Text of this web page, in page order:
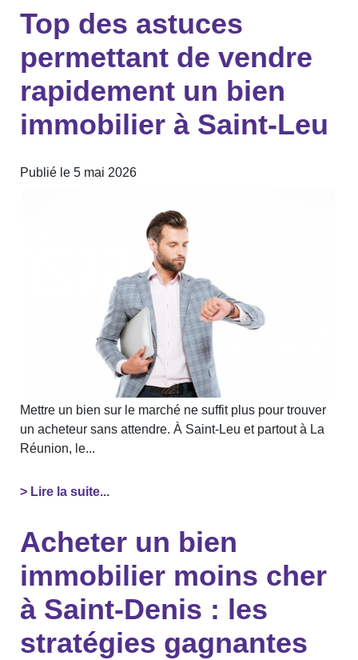
Top des astuces
permettant de vendre
rapidement un bien
immobilier à Saint-Leu
Publié le 5 mai 2026
Mettre un bien sur le marché ne suffit plus pour trouver
un acheteur sans attendre. À Saint-Leu et partout à La
Réunion, le...
> Lire la suite...
Acheter un bien
immobilier moins cher
à Saint-Denis : les
stratégies gagnantes